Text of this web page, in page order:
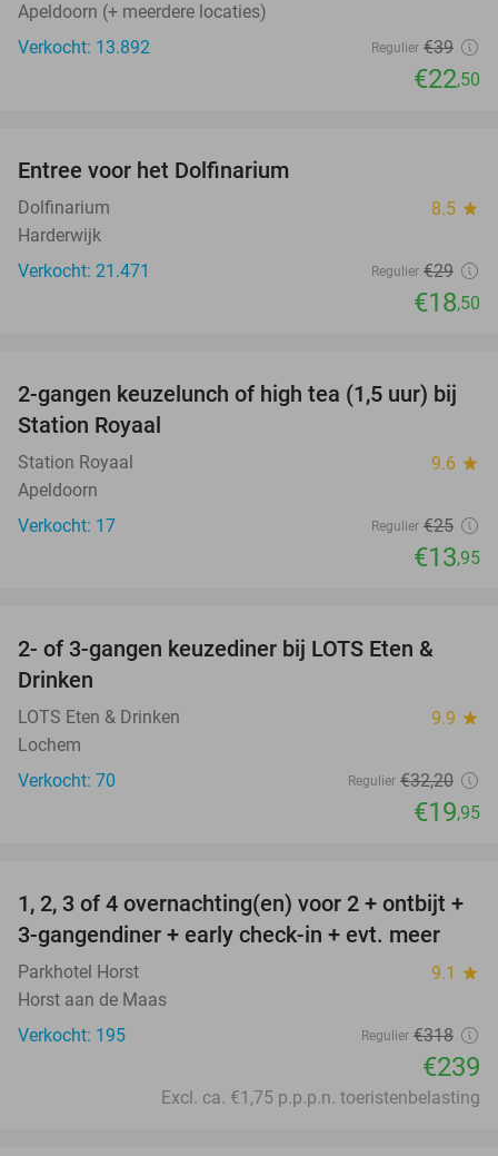
Apeldoorn (+ meerdere locaties)
Verkocht: 13.892
Regulier €39
€22,50
Entree voor het Dolfinarium
Dolfinarium 8.5 star
Harderwijk
Verkocht: 21.471
Regulier €29
€18,50
44%
2-gangen keuzelunch of high tea (1,5 uur) bij
Station Royaal
Station Royaal 9.6 star
Apeldoorn
Verkocht: 17
Regulier €25
€13,95
38%
2- of 3-gangen keuzediner bij LOTS Eten &
Drinken
LOTS Eten & Drinken 9.9 star
Lochem
Verkocht: 70
Regulier €32,20
€19,95
25%
1, 2, 3 of 4 overnachting(en) voor 2 + ontbijt +
3-gangendiner + early check-in + evt. meer
Parkhotel Horst 9.1 star
Horst aan de Maas
Verkocht: 195
Regulier €318
€239
Excl. ca. €1,75 p.p.p.n. toeristenbelasting